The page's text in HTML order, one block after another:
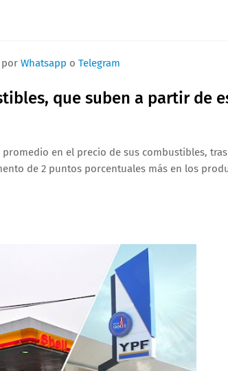
por Whatsapp o Telegram
que suben a partir de
en el precio de sus combustibles,
de 2 puntos porcentuales más en los